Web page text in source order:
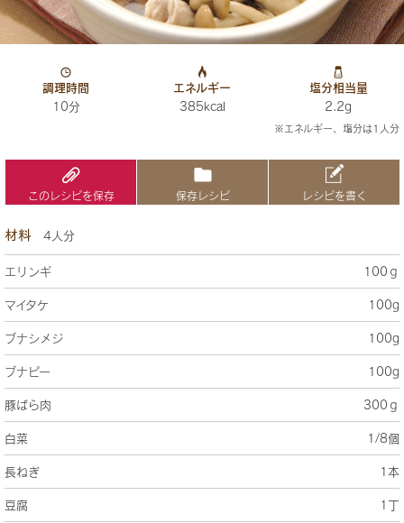
調理時間
10分
エネルギー
385kcal
塩分相当量
2.2g
※エネルギー、塩分は1人分
このレシピを保存 保存レシピ レシピを書く
材料 4人分
エリンギ 100ｇ
マイタケ 100g
ブナシメジ 100g
ブナピー 100g
豚ばら肉 300ｇ
白菜 1/8個
長ねぎ 1本
豆腐 1丁